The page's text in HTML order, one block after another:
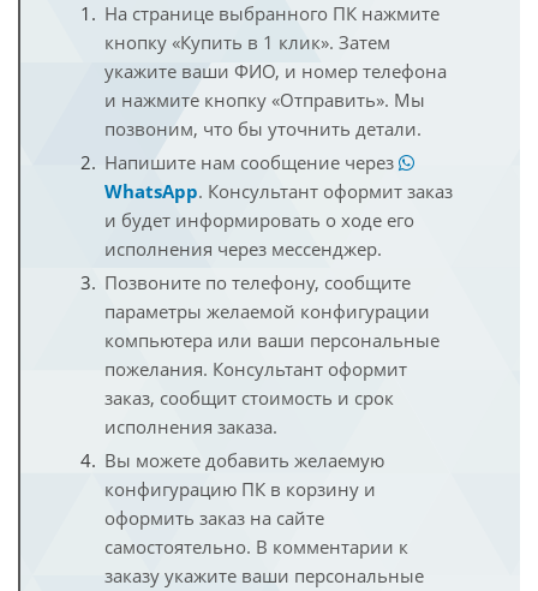
На странице выбранного ПК нажмите
кнопку «Купить в 1 клик». Затем
укажите ваши ФИО, и номер телефона
и нажмите кнопку «Отправить». Мы
позвоним, что бы уточнить детали.
Напишите нам сообщение через
WhatsApp. Консультант оформит заказ
и будет информировать о ходе его
исполнения через мессенджер.
Позвоните по телефону, сообщите
параметры желаемой конфигурации
компьютера или ваши персональные
пожелания. Консультант оформит
заказ, сообщит стоимость и срок
исполнения заказа.
Вы можете добавить желаемую
конфигурацию ПК в корзину и
оформить заказ на сайте
самостоятельно. В комментарии к
заказу укажите ваши персональные